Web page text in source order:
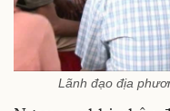
Lãnh đạo địa